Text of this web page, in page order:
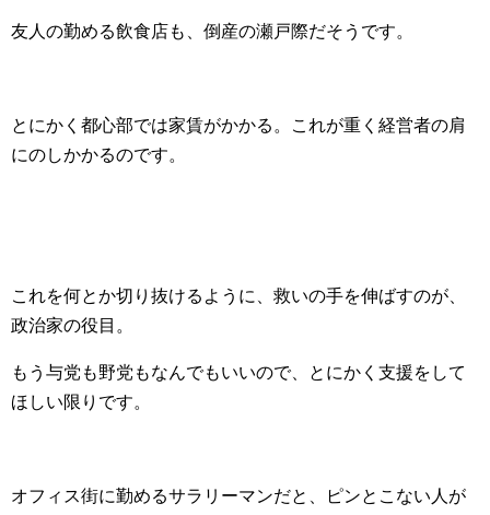
友人の勤める飲食店も、倒産の瀬戸際だそうです。
とにかく都心部では家賃がかかる。これが重く経営者の肩
にのしかかるのです。
これを何とか切り抜けるように、救いの手を伸ばすのが、
政治家の役目。
もう与党も野党もなんでもいいので、とにかく支援をして
ほしい限りです。
オフィス街に勤めるサラリーマンだと、ピンとこない人が